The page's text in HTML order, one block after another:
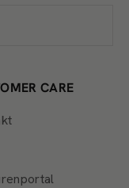
CARE